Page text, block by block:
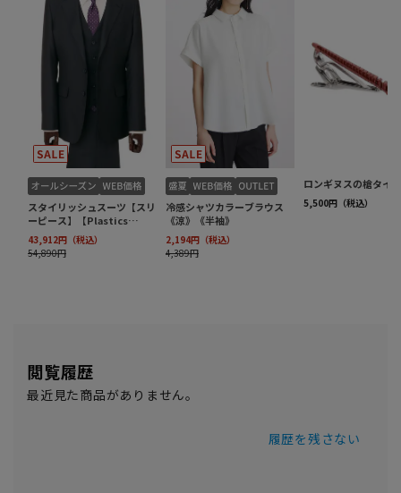
閲覧履歴
最近見た商品がありません。
履歴を残さない